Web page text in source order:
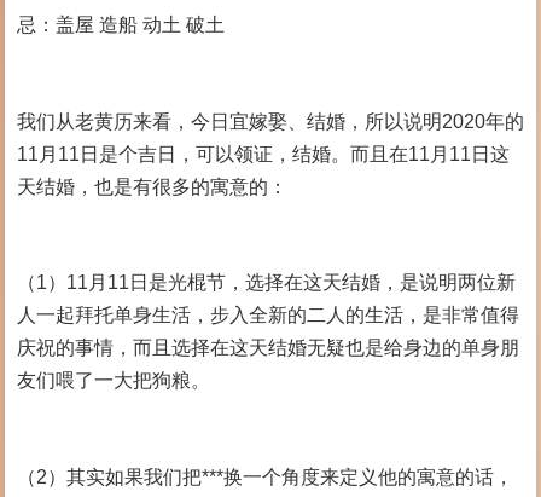
忌：盖屋 造船 动土 破土
我们从老黄历来看，今日宜嫁娶、结婚，所以说明2020年的
11月11日是个吉日，可以领证，结婚。而且在11月11日这
天结婚，也是有很多的寓意的：
（1）11月11日是光棍节，选择在这天结婚，是说明两位新
人一起拜托单身生活，步入全新的二人的生活，是非常值得
庆祝的事情，而且选择在这天结婚无疑也是给身边的单身朋
友们喂了一大把狗粮。
（2）其实如果我们把***换一个角度来定义他的寓意的话，